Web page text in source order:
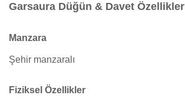
Garsaura Düğün & Davet Özellikler
Manzara
Şehir manzaralı
Fiziksel Özellikler